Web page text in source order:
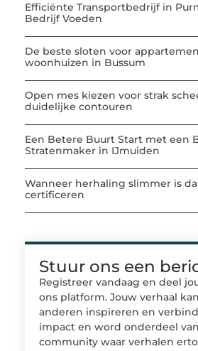
Efficiënte Transportbedrijf in
Bedrijf Voeden
De beste sloten voor
woonhuizen in Bussum
Open mes kiezen voor strak
duidelijke contouren
Een Betere Buurt Start met een
Stratenmaker in IJmuiden
Wanneer herhaling slimmer is
certificeren
Stuur ons een
Registreer vandaag en deel
ons platform. Jouw verhaal
anderen inspireren en
impact en word onderdeel
community waar verhalen